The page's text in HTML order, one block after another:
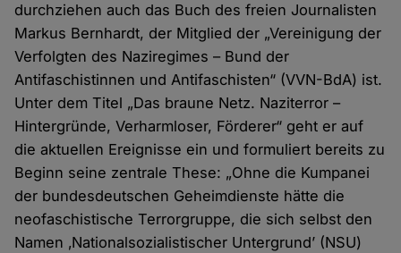
durchziehen auch das Buch des freien Journalisten
Markus Bernhardt, der Mitglied der „Vereinigung der
Verfolgten des Naziregimes – Bund der
Antifaschistinnen und Antifaschisten“ (VVN-BdA) ist.
Unter dem Titel „Das braune Netz. Naziterror –
Hintergründe, Verharmloser, Förderer“ geht er auf
die aktuellen Ereignisse ein und formuliert bereits zu
Beginn seine zentrale These: „Ohne die Kumpanei
der bundesdeutschen Geheimdienste hätte die
neofaschistische Terrorgruppe, die sich selbst den
Namen ‚Nationalsozialistischer Untergrund’ (NSU)